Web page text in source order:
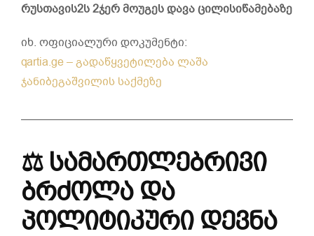
რუსთავის2ს 2ჯერ მოუგეს დავა ცილისიწამებაზე
იხ. ოფიციალური დოკუმენტი:
qartia.ge – გადაწყვეტილება ლაშა
ჯანიბეგაშვილის საქმეზე
⚖️ სამართლებრივი
ბრძოლა და
პოლიტიკური დევნა